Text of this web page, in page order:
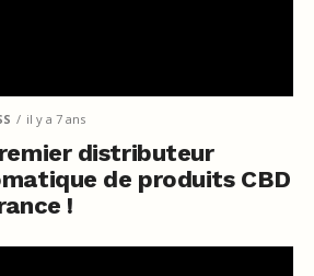
il y a 7 ans
distributeur
de produits CBD
!